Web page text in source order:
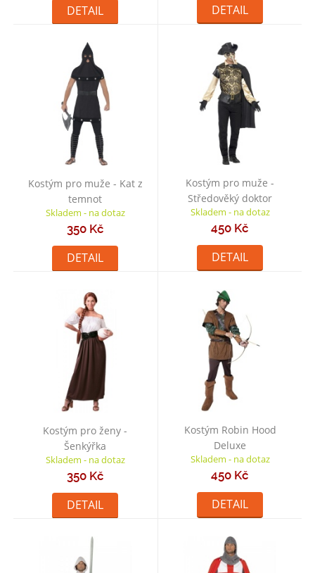
DETAIL DETAIL
Kostým pro muže - Kat z
temnot
Skladem - na dotaz
350 Kč
DETAIL
Kostým pro muže -
Středověký doktor
(Benátský karneval)
Skladem - na dotaz
450 Kč
DETAIL
Kostým pro ženy -
Šenkýřka
Skladem - na dotaz
350 Kč
DETAIL
Kostým Robin Hood
Deluxe
Skladem - na dotaz
450 Kč
DETAIL